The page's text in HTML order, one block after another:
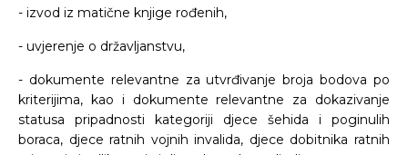
- izvod iz matične knjige rođenih,
- uvjerenje o državljanstvu,
- dokumente relevantne za utvrđivanje broja bodova po
kriterijima, kao i dokumente relevantne za dokazivanje
statusa pripadnosti kategoriji djece šehida i poginulih
boraca, djece ratnih vojnih invalida, djece dobitnika ratnih